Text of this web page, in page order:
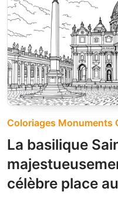
Coloriages Monuments
La basilique
célèbre place